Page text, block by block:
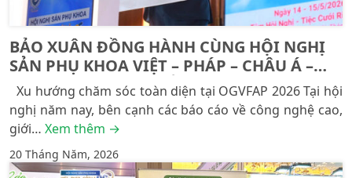
BẢO XUÂN ĐỒNG HÀNH CÙNG HỘI NGHỊ
SẢN PHỤ KHOA VIỆT – PHÁP – CHÂU Á –
THÁI BÌNH DƯƠNG LẦN THỨ 26: 16 NĂM
KHẲNG ĐỊNH VỊ THẾ TỪ NỀN TẢNG KHOA
HỌC
Xu hướng chăm sóc toàn diện tại OGVFAP 2026 Tại hội
nghị năm nay, bên cạnh các báo cáo về công nghệ cao,
giới… Xem thêm →
20 Tháng Năm, 2026